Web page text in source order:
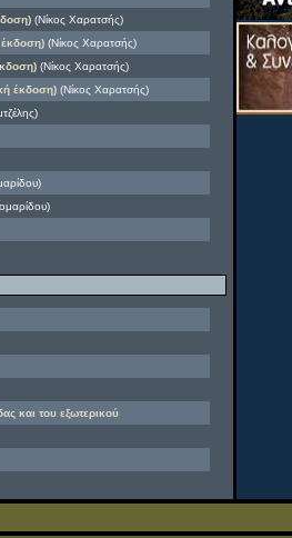
(Νίκος Χαρατσής)
(Νίκος Χαρατσής)
(Νίκος Χαρατσής)
έκδοση)(Νίκος Χαρατσής)
και του εξωτερικού